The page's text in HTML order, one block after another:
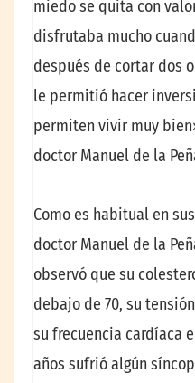
miedo se quita con
disfrutaba mucho
después de cortar dos
le permitió hacer
permiten vivir muy
doctor Manuel de la
Como es habitual en
doctor Manuel de la
observó que su
debajo de 70, su
su frecuencia cardíaca
años sufrió algún